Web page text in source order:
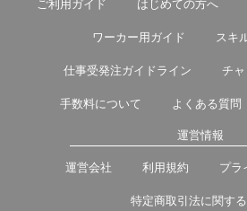
ご利用ガイド はじめての方へ
ワーカー用ガイド スキ
仕事受発注ガイドライン チ
手数料について よくある質問
運営情報
運営会社 利用規約 プラ
特定商取引法に関す